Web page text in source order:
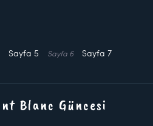
Sayfa 5 Sayfa 6 Sayfa 7
Blanc Güncesi